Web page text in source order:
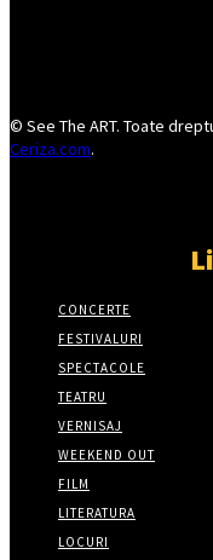
© See The ART. Toate
Ceriza.com.
CONCERTE
FESTIVALURI
SPECTACOLE
TEATRU
VERNISAJ
WEEKEND OUT
FILM
LITERATURA
LOCURI